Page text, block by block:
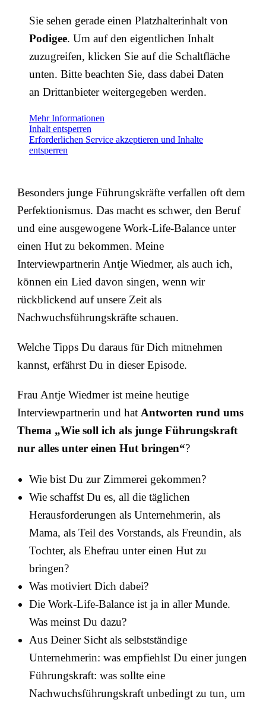
Sie sehen gerade einen Platzhalterinhalt von
Podigee. Um auf den eigentlichen Inhalt
zuzugreifen, klicken Sie auf die Schaltfläche
unten. Bitte beachten Sie, dass dabei Daten
an Drittanbieter weitergegeben werden.
Mehr Informationen
Inhalt entsperren
Erforderlichen Service akzeptieren und Inhalte
entsperren
Besonders junge Führungskräfte verfallen oft dem
Perfektionismus. Das macht es schwer, den Beruf
und eine ausgewogene Work-Life-Balance unter
einen Hut zu bekommen. Meine
Interviewpartnerin Antje Wiedmer, als auch ich,
können ein Lied davon singen, wenn wir
rückblickend auf unsere Zeit als
Nachwuchsführungskräfte schauen.
Welche Tipps Du daraus für Dich mitnehmen
kannst, erfährst Du in dieser Episode.
Frau Antje Wiedmer ist meine heutige
Interviewpartnerin und hat Antworten rund ums
Thema „Wie soll ich als junge Führungskraft
nur alles unter einen Hut bringen“?
Wie bist Du zur Zimmerei gekommen?
Wie schaffst Du es, all die täglichen
Herausforderungen als Unternehmerin, als
Mama, als Teil des Vorstands, als Freundin, als
Tochter, als Ehefrau unter einen Hut zu
bringen?
Was motiviert Dich dabei?
Die Work-Life-Balance ist ja in aller Munde.
Was meinst Du dazu?
Aus Deiner Sicht als selbstständige
Unternehmerin: was empfiehlst Du einer jungen
Führungskraft: was sollte eine
Nachwuchsführungskraft unbedingt zu tun, um